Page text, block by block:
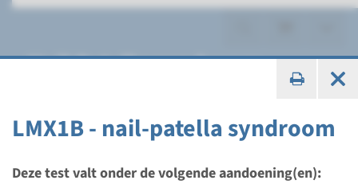
LMX1B - nail-patella syndroom
Deze test valt onder de volgende aandoening(en):
Nail Patella syndroom
Gen